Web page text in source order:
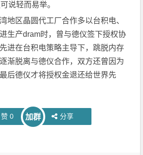
说轻而易举。
地区晶圆代工厂合作多以台积电、
生产dram时，曾与德仪签下授权协
进在台积电策略主导下，跳脱内存
渐脱离与德仪合作，双方还曾因为
后德仪才将授权金退还给世界先
赞 0 加群 分享